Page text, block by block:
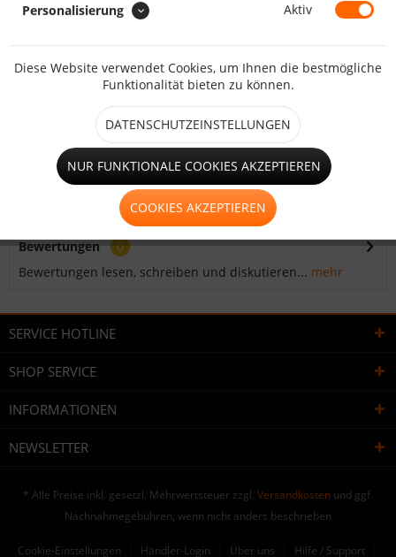
Merken Bewerten
Beschreibung
Rundöse mit Kragenscheibe(für Vollautomaten) für PVC
Plane , PVC Netz und transparente...mehr
Bewertungen
0
Bewertungen lesen, schreiben und diskutieren... mehr
SERVICE HOTLINE
SHOP SERVICE
INFORMATIONEN
NEWSLETTER
* Alle Preise inkl. gesetzl. Mehrwertsteuer zzgl. Versandkosten und ggf.
Nachnahmegebühren, wenn nicht anders beschrieben
Cookie-Einstellungen Händler-Login Über uns Hilfe / Support
Personalisierung Aktiv
Diese Website verwendet Cookies, um Ihnen die bestmögliche
Funktionalität bieten zu können.
DATENSCHUTZEINSTELLUNGEN
NUR FUNKTIONALE COOKIES AKZEPTIEREN
COOKIES AKZEPTIEREN